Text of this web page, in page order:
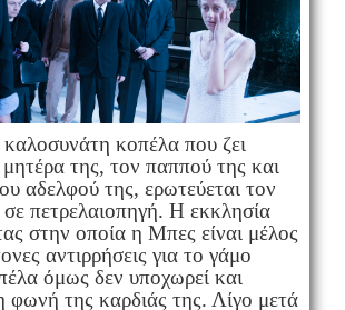
κοπέλα που ζει
της, τον παππού της και
αδελφού της, ερωτεύεται τον
σε πετρελαιοπηγή. Η εκκλησία
στην οποία η Μπες είναι μέλος
αντιρρήσεις για το γάμο
όμως δεν υποχωρεί και
φωνή της καρδιάς της. Λίγο μετά